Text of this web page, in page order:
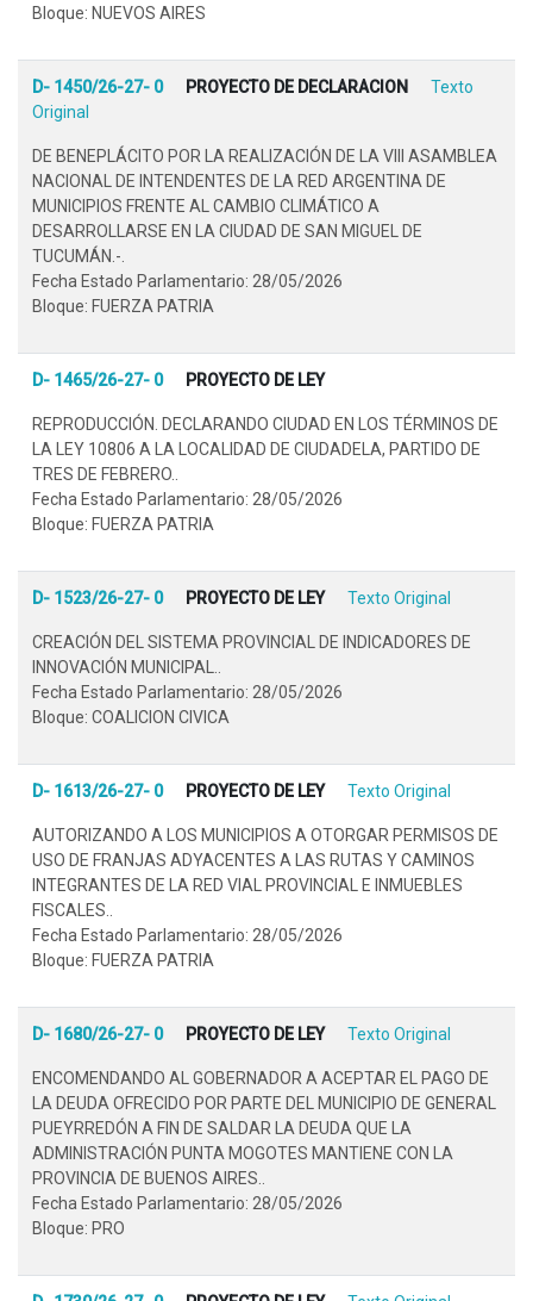
Bloque: NUEVOS AIRES
D- 1450/26-27- 0 PROYECTO DE DECLARACION
Texto
Original
DE BENEPLÁCITO POR LA REALIZACIÓN DE LA VIII ASAMBLEA
NACIONAL DE INTENDENTES DE LA RED ARGENTINA DE
MUNICIPIOS FRENTE AL CAMBIO CLIMÁTICO A
DESARROLLARSE EN LA CIUDAD DE SAN MIGUEL DE
TUCUMÁN.-.
Fecha Estado Parlamentario: 28/05/2026
Bloque: FUERZA PATRIA
D- 1465/26-27- 0 PROYECTO DE LEY
REPRODUCCIÓN. DECLARANDO CIUDAD EN LOS TÉRMINOS DE
LA LEY 10806 A LA LOCALIDAD DE CIUDADELA, PARTIDO DE
TRES DE FEBRERO..
Fecha Estado Parlamentario: 28/05/2026
Bloque: FUERZA PATRIA
D- 1523/26-27- 0 PROYECTO DE LEY Texto Original
CREACIÓN DEL SISTEMA PROVINCIAL DE INDICADORES DE
INNOVACIÓN MUNICIPAL..
Fecha Estado Parlamentario: 28/05/2026
Bloque: COALICION CIVICA
D- 1613/26-27- 0 PROYECTO DE LEY Texto Original
AUTORIZANDO A LOS MUNICIPIOS A OTORGAR PERMISOS DE
USO DE FRANJAS ADYACENTES A LAS RUTAS Y CAMINOS
INTEGRANTES DE LA RED VIAL PROVINCIAL E INMUEBLES
FISCALES..
Fecha Estado Parlamentario: 28/05/2026
Bloque: FUERZA PATRIA
D- 1680/26-27- 0 PROYECTO DE LEY Texto Original
ENCOMENDANDO AL GOBERNADOR A ACEPTAR EL PAGO DE
LA DEUDA OFRECIDO POR PARTE DEL MUNICIPIO DE GENERAL
PUEYRREDÓN A FIN DE SALDAR LA DEUDA QUE LA
ADMINISTRACIÓN PUNTA MOGOTES MANTIENE CON LA
PROVINCIA DE BUENOS AIRES..
Fecha Estado Parlamentario: 28/05/2026
Bloque: PRO